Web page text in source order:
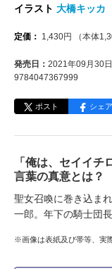
イラスト 大橋キッカ
定価： 1,430円 （本体
発売日： 2021年09月30日
9784047367999
ポスト シェア
「俺は、セイイ
言葉の真意とは？
聖女召喚に巻き込ま
一郎。年下の騎士団
※画像は表紙及び帯等、実